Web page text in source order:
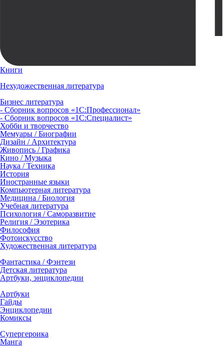
Книги
Нехудожественная литература
Бизнес литература
- Сборник вопросов «1С:Профессионал»
- Сборник вопросов «1С:Специалист»
Хобби и творчество
Мемуары / Биографии
Дизайн / Архитектура
Живопись / Графика
Кино / Музыка
Наука / Техника
История
Иностранные языки
Компьютерная литература
Медицина / Биология
Учебная литература
Психология / Саморазвитие
Религия / Эзотерика
Философия
Фотоискусство
Художественная литература
Фантастика / Фэнтези
Детская литература
Артбуки, энциклопедии
Артбуки
Гайды
Энциклопедии
Комиксы
Супергероика
Манга